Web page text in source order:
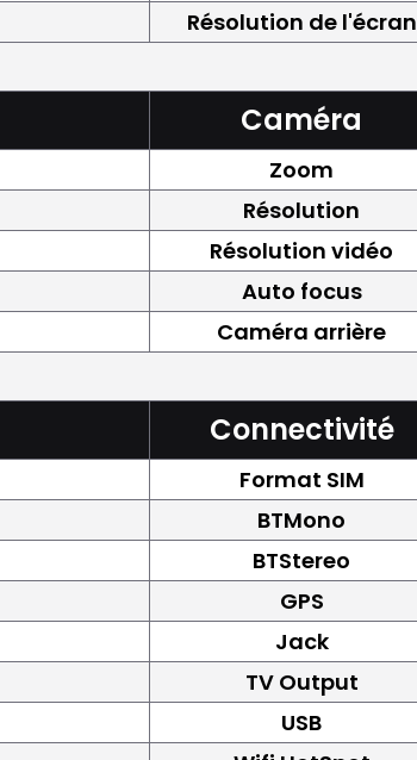
Résolution de l'écran
Caméra
Zoom
Résolution
Résolution vidéo
Auto focus
Caméra arrière
Connectivité
Format SIM
BTMono
BTStereo
GPS
Jack
TV Output
USB